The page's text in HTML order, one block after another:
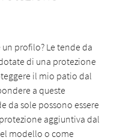
un profilo? Le tende da
di una protezione
il mio patio dal
a queste
da sole possono essere
aggiuntiva dal
modello o come